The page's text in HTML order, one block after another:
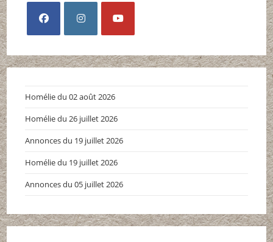
dans
onglet
dans
onglet
dans
onglet
Homélie du 02 août 2026
Homélie du 26 juillet 2026
Annonces du 19 juillet 2026
Homélie du 19 juillet 2026
Annonces du 05 juillet 2026